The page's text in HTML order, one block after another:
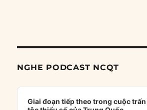
NGHE PODCAST NCQT
Audio
Player
Giai đoạn tiếp theo trong cuộc trấn